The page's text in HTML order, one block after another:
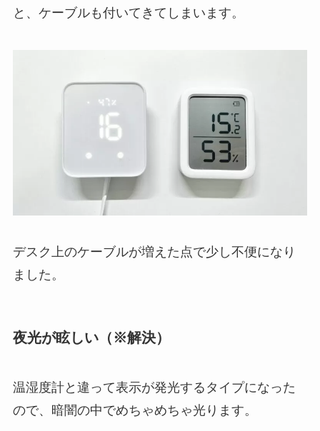
と、ケーブルも付いてきてしまいます。
デスク上のケーブルが増えた点で少し不便になり
ました。
夜光が眩しい（※解決）
温湿度計と違って表示が発光するタイプになった
ので、暗闇の中でめちゃめちゃ光ります。